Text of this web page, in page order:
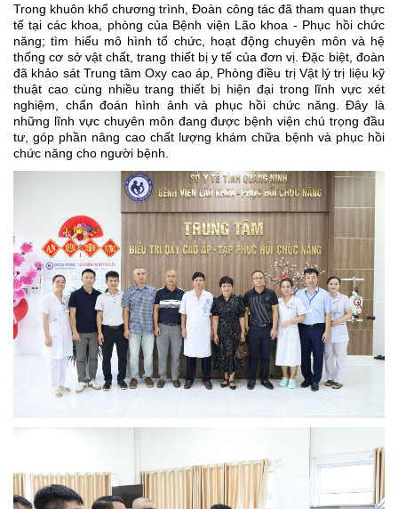
Trong khuôn khổ chương trình, Đoàn công tác đã tham quan thực
tế tại các khoa, phòng của Bệnh viện Lão khoa - Phục hồi chức
năng; tìm hiểu mô hình tổ chức, hoạt động chuyên môn và hệ
thống cơ sở vật chất, trang thiết bị y tế của đơn vị. Đặc biệt, đoàn
đã khảo sát Trung tâm Oxy cao áp, Phòng điều trị Vật lý trị liệu kỹ
thuật cao cùng nhiều trang thiết bị hiện đại trong lĩnh vực xét
nghiệm, chẩn đoán hình ảnh và phục hồi chức năng. Đây là
những lĩnh vực chuyên môn đang được bệnh viện chú trọng đầu
tư, góp phần nâng cao chất lượng khám chữa bệnh và phục hồi
chức năng cho người bệnh.